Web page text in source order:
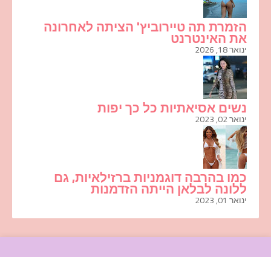
הזמרת תה טיירוביץ' הציתה לאחרונה
את האינטרנט
ינואר 18, 2026
נשים אסיאתיות כל כך יפות
ינואר 02, 2023
כמו בהרבה דוגמניות ברזילאיות, גם
ללונה לבלאן הייתה הזדמנות
ינואר 01, 2023